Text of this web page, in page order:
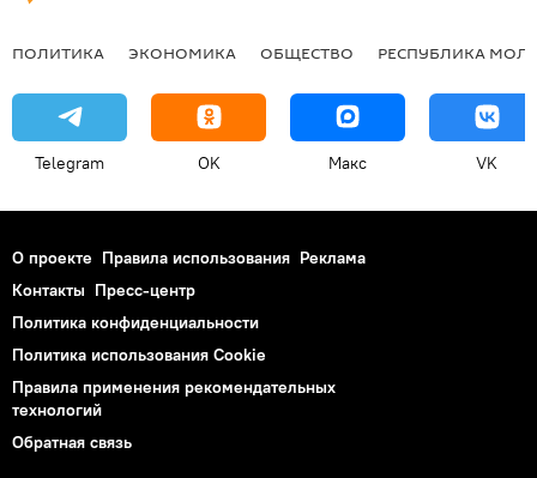
ПОЛИТИКА ЭКОНОМИКА ОБЩЕСТВО РЕСПУБЛИКА
Telegram OK Макс VK
О проекте Правила использования Реклама
Контакты Пресс-центр
Политика конфиденциальности
Политика использования Cookie
Правила применения рекомендательных
технологий
Обратная связь